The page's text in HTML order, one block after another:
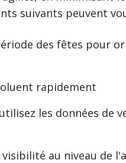
suivants peuvent
des fêtes pour
rapidement
les données de
au niveau de